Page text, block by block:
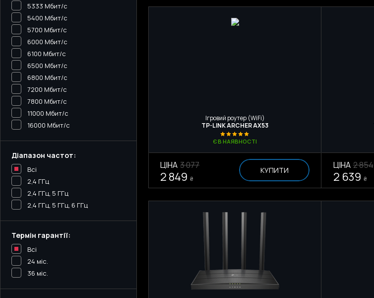
5333 Мбит/с
5400 Мбит/с
5700 Мбит/с
6000 Мбит/с
6100 Мбит/с
6500 Мбит/с
6800 Мбит/с
7200 Мбит/с
7800 Мбит/с
11000 Мбит/с
16000 Мбит/с
Діапазон частот:
Всі
2,4 ГГц
2,4 ГГц, 5 ГГц
2,4 ГГц, 5 ГГц, 6 ГГц
Термін гарантії:
Всі
24 міс.
36 міс.
Ігровий роутер (WiFi)
TP-LINK ARCHER AX53
Є В НАЯВНОСТІ
ЦІНА 3 077
2 849 ₴
КУПИТИ ЦІНА 2 854
2 639 ₴